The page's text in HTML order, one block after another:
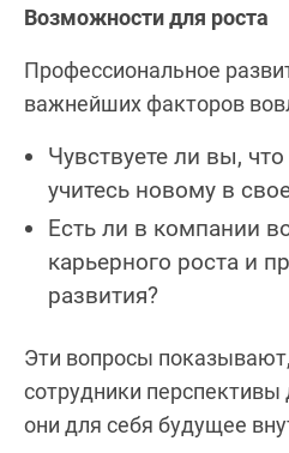
Возможности для роста
Профессиональное
важнейших факторов
Чувствуете ли вы,
учитесь новому в
Есть ли в компании
карьерного роста и
развития?
Эти вопросы
сотрудники перспективы
они для себя будущее